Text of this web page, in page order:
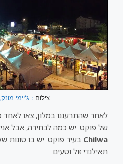
צילום : ג'יימי מונק, FlickrCC
לאחר שהתרעננו במלון, צאו לאחד
של פוקט. יש כמה לבחירה, אבל
Chilwa בעיר פוקט. יש בו טונות
תאילנדי זול וטעים.